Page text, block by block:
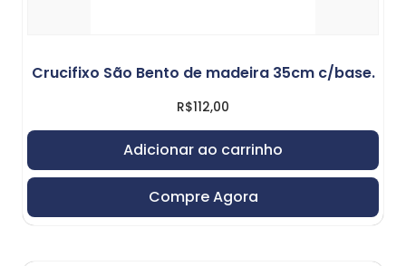
Crucifixo São Bento de madeira 35cm c/base.
R$112,00
Adicionar ao carrinho
Compre Agora